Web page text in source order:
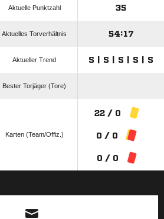
Aktuelle Punktzahl 35
Aktuelles Torverhältnis 54:17
Aktueller Trend S | S | S | S | S
Bester Torjäger (Tore)
Karten (Team/Offiz.)
22 / 0
0 / 0
0 / 0
ANZEIGE